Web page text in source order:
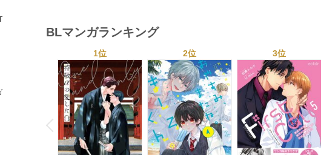
BLマンガランキング
P
r
e
v
i
o
u
s
1位 2位 3位